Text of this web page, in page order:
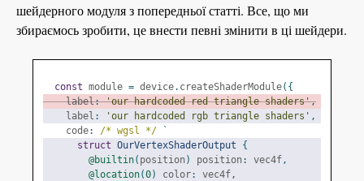
шейдерного модуля з попередньої статті. Все, що ми
збираємось зробити, це внести певні змінити в ці шейдери.
const module = device. createShaderModule({
    label
: 'our hardcoded red triangle shaders',
    label
: 'our hardcoded rgb triangle shaders' ,
    code
: /* wgsl */
`
struct OurVertexShaderOutput
{
@builtin( position ) position : vec4f,
@location(0) color: vec4f,